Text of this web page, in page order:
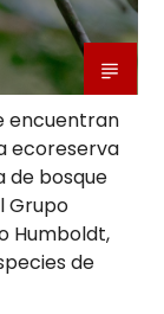
encuentran
ecoreserva
de bosque
Grupo
Humboldt,
de